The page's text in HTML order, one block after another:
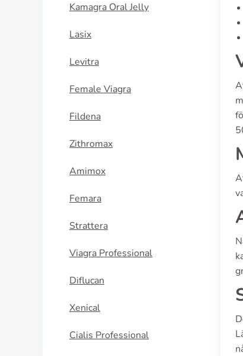
Kamagra Oral Jelly
Lasix
Levitra
Female Viagra
Fildena
Zithromax
Amimox
Femara
Strattera
Viagra Professional
Diflucan
Xenical
Cialis Professional